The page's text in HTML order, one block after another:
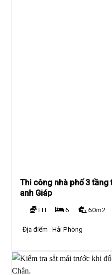
Thi công nhà phố 3 tầng
anh Giáp
LH 6 60m2
Địa điểm :Hải Phòng